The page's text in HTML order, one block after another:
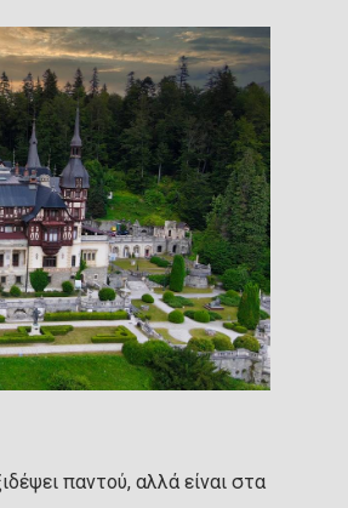
παντού, αλλά είναι στα